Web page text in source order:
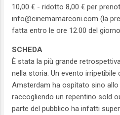
10,00 € - ridotto 8,00 € per
info@cinemamarconi.com (la
fatta entro le ore 12.00 del
SCHEDA
È stata la più grande
nella storia. Un evento irripetibile
Amsterdam ha ospitato sino
raccogliendo un repentino sold
parte del pubblico ha infatti